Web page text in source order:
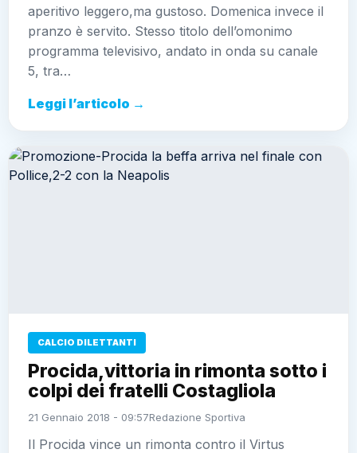
aperitivo leggero,ma gustoso. Domenica invece il
pranzo è servito. Stesso titolo dell’omonimo
programma televisivo, andato in onda su canale
5, tra…
Leggi l’articolo →
CALCIO DILETTANTI
Procida,vittoria in rimonta sotto i
colpi dei fratelli Costagliola
21 Gennaio 2018 - 09:57Redazione Sportiva
Il Procida vince un rimonta contro il Virtus